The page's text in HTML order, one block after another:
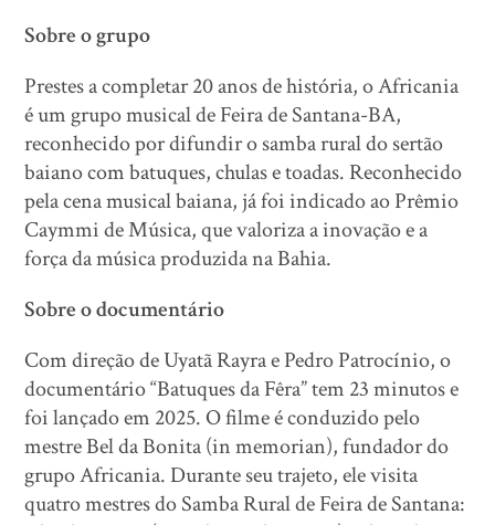
Sobre o grupo
Prestes a completar 20 anos de história, o Africania
é um grupo musical de Feira de Santana-BA,
reconhecido por difundir o samba rural do sertão
baiano com batuques, chulas e toadas. Reconhecido
pela cena musical baiana, já foi indicado ao Prêmio
Caymmi de Música, que valoriza a inovação e a
força da música produzida na Bahia.
Sobre o documentário
Com direção de Uyatã Rayra e Pedro Patrocínio, o
documentário “Batuques da Fêra” tem 23 minutos e
foi lançado em 2025. O filme é conduzido pelo
mestre Bel da Bonita (in memorian), fundador do
grupo Africania. Durante seu trajeto, ele visita
quatro mestres do Samba Rural de Feira de Santana: